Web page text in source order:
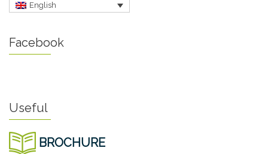
English
Facebook
Useful
BROCHURE